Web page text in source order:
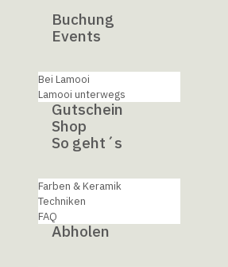
Buchung
Events
Bei Lamooi
Lamooi unterwegs
Gutschein
Shop
So geht´s
Farben & Keramik
Techniken
FAQ
Abholen